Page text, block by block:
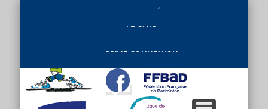
ACTUALITÉS
AGENDA
LE CLUB
SAISON SPORTIVE
RESSOURCES
PRIVE CONNEXION
CONTACTS
PARTENAIRES